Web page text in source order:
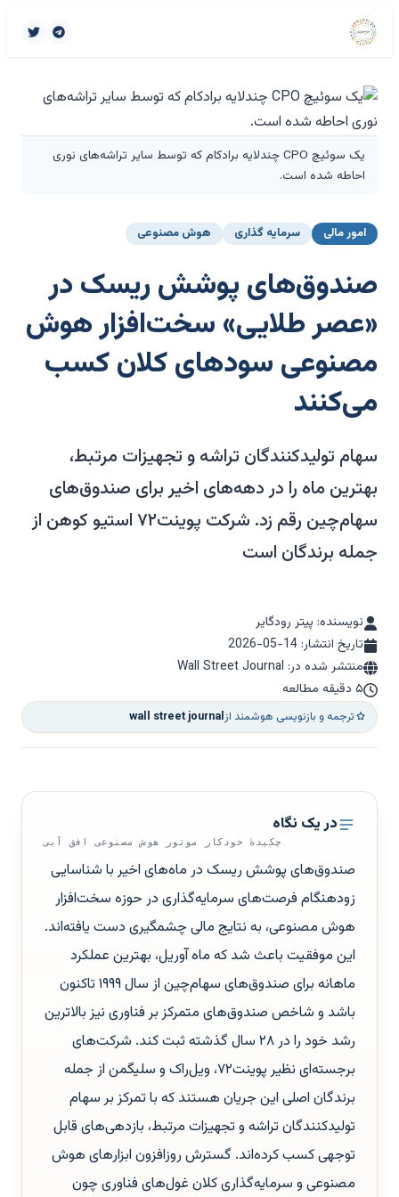
یک سوئیچ CPO چندلایه برادکام که توسط سایر تراشه‌های نوری
احاطه شده است.
امور مالی سرمایه گذاری هوش مصنوعی
صندوق‌های پوشش ریسک در
«عصر طلایی» سخت‌افزار هوش
مصنوعی سودهای کلان کسب
می‌کنند
سهام تولیدکنندگان تراشه و تجهیزات مرتبط،
بهترین ماه را در دهه‌های اخیر برای صندوق‌های
سهام‌چین رقم زد. شرکت پوینت۷۲ استیو کوهن از
جمله برندگان است
نویسنده: پیتر رودگایر
تاریخ انتشار: 2026-05-14
منتشر شده در: Wall Street Journal
۵ دقیقه مطالعه
ترجمه و بازنویسی هوشمند ازwall street journal
در یک نگاه
چکیدهٔ خودکار موتور هوش مصنوعی افق آبی
صندوق‌های پوشش ریسک در ماه‌های اخیر با شناسایی
زودهنگام فرصت‌های سرمایه‌گذاری در حوزه سخت‌افزار
هوش مصنوعی، به نتایج مالی چشمگیری دست یافته‌اند.
این موفقیت باعث شد که ماه آوریل، بهترین عملکرد
ماهانه برای صندوق‌های سهام‌چین از سال ۱۹۹۹ تاکنون
باشد و شاخص صندوق‌های متمرکز بر فناوری نیز بالاترین
رشد خود را در ۲۸ سال گذشته ثبت کند. شرکت‌های
برجسته‌ای نظیر پوینت۷۲، ویل‌راک و سلیگمن از جمله
برندگان اصلی این جریان هستند که با تمرکز بر سهام
تولیدکنندگان تراشه و تجهیزات مرتبط، بازدهی‌های قابل
توجهی کسب کرده‌اند. گسترش روزافزون ابزارهای هوش
مصنوعی و سرمایه‌گذاری کلان غول‌های فناوری چون